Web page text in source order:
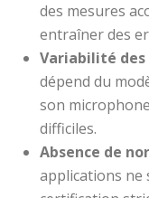
des mesures
entraîner des
Variabilité
dépend du
son
difficiles.
Absence de
applications ne